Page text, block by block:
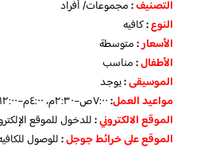
التصنيف:مجموعات/ أفراد
النوع:كافيه
الأسعار:متوسطة
الأطفال:مناسب
الموسيقى:يوجد
مواعيد العمل:٧:٠٠ص–٢:٣٠م، ٤:٠٠م–١٢:٠٠ص/الجمعة، ٤:٠٠م–٢:٠٠ص
الموقع الالكتروني:للدخول للموقع
الموقع على خرائط جوجل:للوصول